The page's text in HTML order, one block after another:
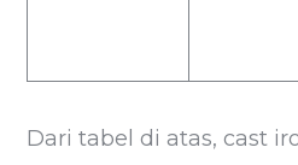
Dari tabel di atas, cast